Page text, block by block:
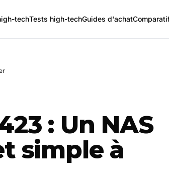
techTests high-techGuides d'achat
: Un NAS
simple à